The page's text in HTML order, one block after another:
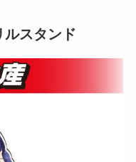
ルスタンド